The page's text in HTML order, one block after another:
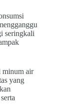
seringkali
minum air
yang